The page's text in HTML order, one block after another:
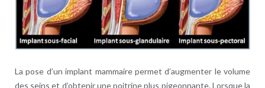
La pose d’un implant mammaire permet d’augmenter le volume
des seins et d’obtenir une poitrine plus pigeonnante. Lorsque la